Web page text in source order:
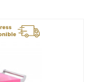
des professionnels
et efficacement